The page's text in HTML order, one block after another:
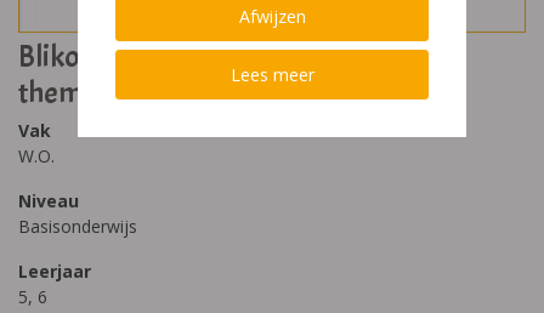
Blikopener 5/6 Huis binnenstebuiten
themabundel
Vak
W.O.
Niveau
Basisonderwijs
Leerjaar
5, 6
Afwijzen
Lees meer